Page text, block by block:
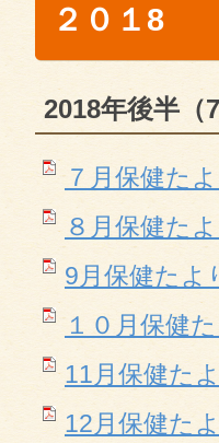
２０１8
2018年後半（
７月保健た
８月保健た
9月保健たよ
１０月保健
11月保健た
12月保健た